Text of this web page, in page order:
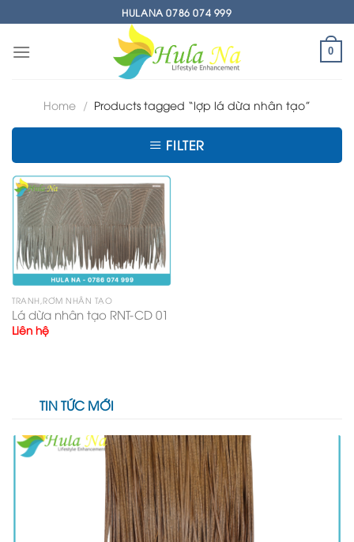
to
content
HULANA 0786 074 999
0
Home / Products tagged “lợp lá dừa nhân tạo”
FILTER
TRANH,RƠM NHÂN TẠO
Lá dừa nhân tạo RNT-CD 01
Liên hệ
TIN TỨC MỚI